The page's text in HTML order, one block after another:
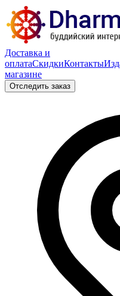
Доставка и
оплатаСкидкиКонтакты
магазине
Отследить заказ